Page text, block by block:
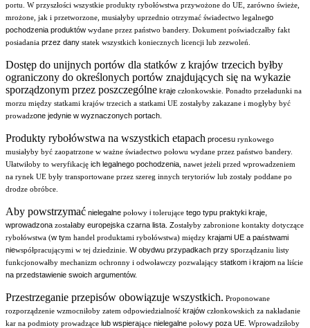
portu.
W przyszłości wszystkie produkty rybołówstwa przywożone do UE, zarówno świeże,
mrożone, jak i przetworzone, musiałyby uprzednio otrzymać świadectwo legalnego
pochodzenia produktów wydane przez państwo bandery. Dokument poświadczałby fakt
posiadania przez dany statek wszystkich koniecznych licencji lub zezwoleń.
Dostęp do unijnych portów dla statków z krajów trzecich byłby
ograniczony do określonych portów znajdujących się na wykazie
sporządzonym przez poszczególne kraje członkowskie. Ponadto przeładunki na
morzu między statkami krajów trzecich a statkami UE zostałyby zakazane i mogłyby być
prowadzone jedynie w wyznaczonych portach.
Produkty rybołówstwa na wszystkich etapach procesu rynkowego
musiałyby być zaopatrzone w ważne świadectwo połowu wydane przez państwo bandery.
Ułatwiłoby to weryfikację ich legalnego pochodzenia , nawet jeżeli przed wprowadzeniem
na rynek UE były transportowane przez szereg innych terytoriów lub zostały poddane po
drodze obróbce.
Aby powstrzymać nielegalne połowy i tolerujące tego typu praktyki kraje,
wprowadzona zostałaby europejska czarna lista. Zostałyby zabronione kontakty dotyczące
rybołówstwa (w tym handel produktami rybołówstwa) między krajami UE a państwami
niewspółpracującymi w tej dziedzinie. W obydwu przypadkach przy sporządzaniu listy
funkcjonowałby mechanizm ochronny i odwoławczy pozwalający statkom i krajom na liście
na przedstawienie swoich argumentów.
Przestrzeganie przepisów obowiązuje wszystkich. Proponowane
rozporządzenie wzmocniłoby zatem odpowiedzialność krajów członkowskich za nakładanie
kar na podmioty prowadzące lub wspierające nielegalne połowy poza UE. Wprowadziłoby